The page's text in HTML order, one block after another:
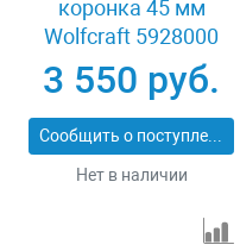
коронка 45 мм
Wolfcraft 5928000
3 550 руб.
Сообщить о поступлении
Нет в наличии